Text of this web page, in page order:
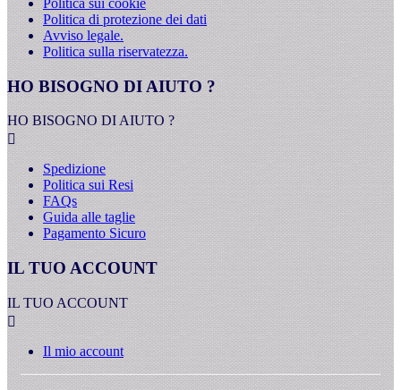
Politica sui cookie
Politica di protezione dei dati
Avviso legale.
Politica sulla riservatezza.
HO BISOGNO DI AIUTO ?
HO BISOGNO DI AIUTO ?

Spedizione
Politica sui Resi
FAQs
Guida alle taglie
Pagamento Sicuro
IL TUO ACCOUNT
IL TUO ACCOUNT

Il mio account